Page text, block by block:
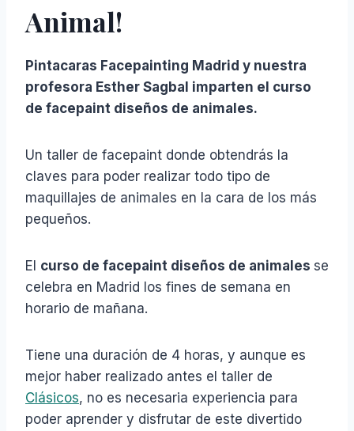
Animal!
Pintacaras Facepainting Madrid y nuestra
profesora Esther Sagbal imparten el curso
de facepaint diseños de animales.
Un taller de facepaint donde obtendrás la
claves para poder realizar todo tipo de
maquillajes de animales en la cara de los más
pequeños.
El curso de facepaint diseños de animales se
celebra en Madrid los fines de semana en
horario de mañana.
Tiene una duración de 4 horas, y aunque es
mejor haber realizado antes el taller de
Clásicos, no es necesaria experiencia para
poder aprender y disfrutar de este divertido